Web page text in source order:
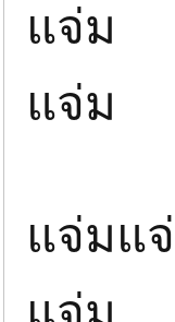
แจ่
แจ่ม
แจ่ม